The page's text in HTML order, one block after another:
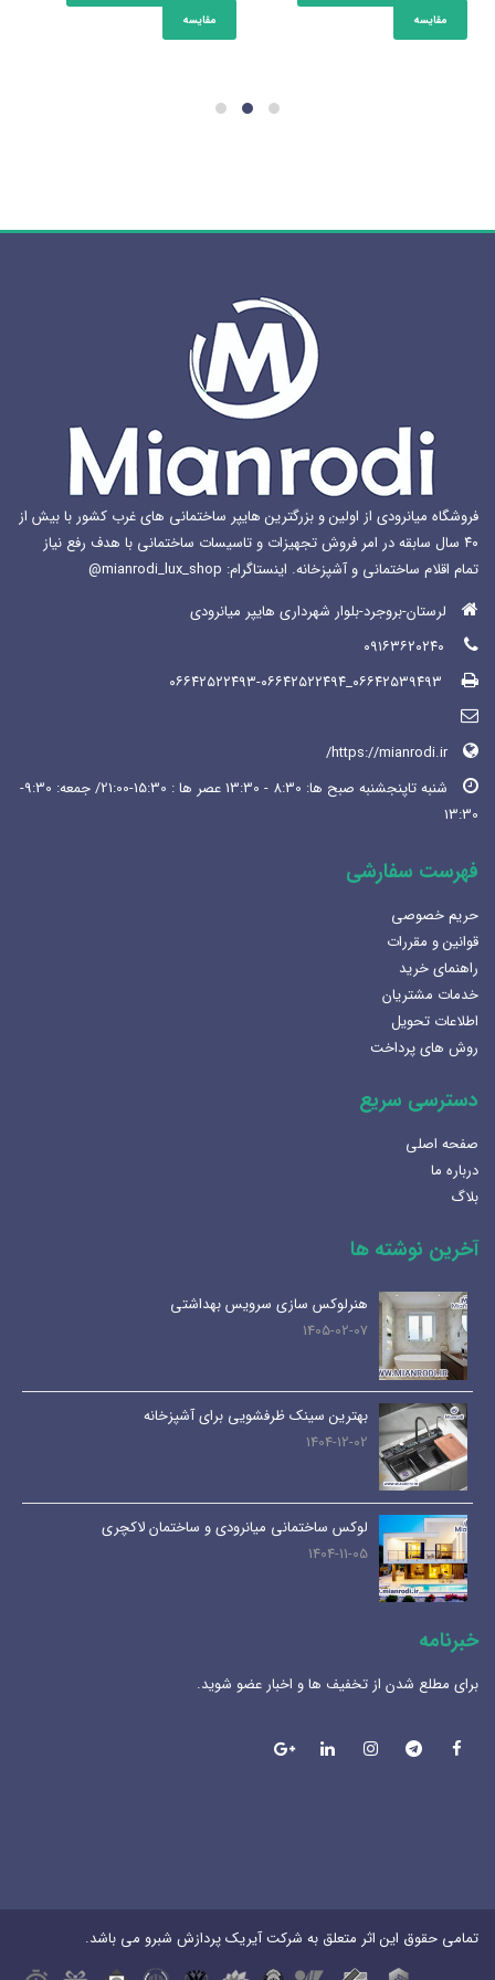
مقایسه مقایسه
فروشگاه میانرودی از اولین و بزرگترین هایپر ساختمانی های غرب کشور با بیش از
۴۰ سال سابقه در امر فروش تجهیزات و تاسیسات ساختمانی با هدف رفع نیاز
تمام اقلام ساختمانی و آشپزخانه. اینستاگرام: mianrodi_lux_shop@
لرستان-بروجرد-بلوار شهرداری هایپر میانرودی
https://mianrodi.ir/
شنبه تاپنجشنبه صبح ها: 8:30 - 13:30 عصر ها : 15:30-21:00/ جمعه: 9:30-
13:30
فهرست سفارشی
حریم خصوصی
قوانین و مقررات
راهنمای خرید
خدمات مشتریان
اطلاعات تحویل
روش های پرداخت
دسترسی سریع
صفحه اصلی
درباره ما
بلاگ
آخرین نوشته ها
هنرلوکس سازی سرویس بهداشتی
1405-02-07
بهترین سینک ظرفشویی برای آشپزخانه
1404-12-02
لوکس ساختمانی میانرودی و ساختمان لاکچری
1404-11-05
خبرنامه
برای مطلع شدن از تخفیف ها و اخبار عضو شوید.
تمامی حقوق این اثر متعلق به شرکت آیریک پردازش شبرو می باشد.